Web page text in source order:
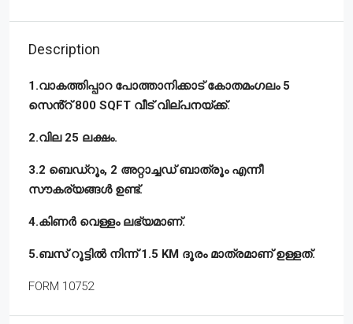
Description
1.വാകത്തിപ്പാറ പോത്താനിക്കാട് കോതമംഗലം 5
സെൻ്റ് 800 SQFT വീട് വില്പനയ്ക്ക്.
2.വില 25 ലക്ഷം.
3.2 ബെഡ്‌റൂം, 2 അറ്റാച്ചഡ് ബാത്രൂം എന്നീ
സൗകര്യങ്ങൾ ഉണ്ട്.
4.കിണർ വെള്ളം ലഭ്യമാണ്.
5.ബസ് റൂട്ടിൽ നിന്ന് 1.5 KM ദൂരം മാത്രമാണ് ഉള്ളത്.
FORM 10752